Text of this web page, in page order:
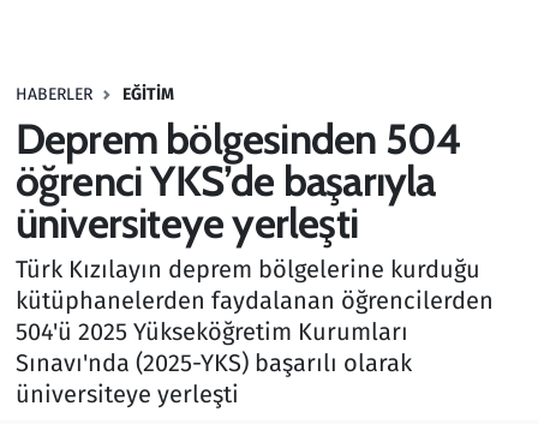
HABERLER EĞITIM
Deprem bölgesinden 504
öğrenci YKS’de başarıyla
üniversiteye yerleşti
Türk Kızılayın deprem bölgelerine kurduğu
kütüphanelerden faydalanan öğrencilerden
504'ü 2025 Yükseköğretim Kurumları
Sınavı'nda (2025-YKS) başarılı olarak
üniversiteye yerleşti
Haber
Kültür Sanat
Kurumsal Haberler
Lezzet Durağı
Memur ve Kamu
Otomobil